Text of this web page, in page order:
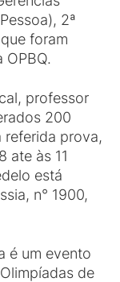
2ª
foram
OPBQ.
professor
200
referida prova,
ate às 11
está
n° 1900,
é um evento
de